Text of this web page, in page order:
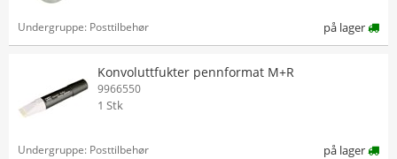
Undergruppe: Posttilbehør på lager
Konvoluttfukter pennformat M+R
9966550
1 Stk
Undergruppe: Posttilbehør på lager